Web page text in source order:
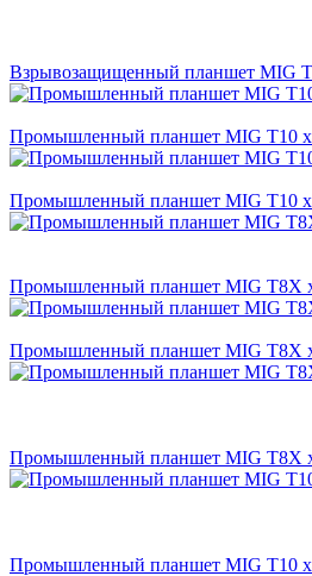
Взрывозащищенный планшет MIG
Промышленный планшет MIG T10
Промышленный планшет MIG T10
Промышленный планшет MIG T8X
Промышленный планшет MIG T8X
Промышленный планшет MIG T8X
Промышленный планшет MIG T10